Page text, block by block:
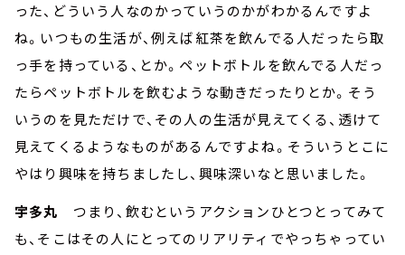
った、どういう人なのかっていうのかがわかるんですよ
ね。いつもの生活が、例えば紅茶を飲んでる人だったら取
っ手を持っている、とか。ペットボトルを飲んでる人だっ
たらペットボトルを飲むような動きだったりとか。そう
いうのを見ただけで、その人の生活が見えてくる、透けて
見えてくるようなものがあるんですよね。そういうとこに
やはり興味を持ちましたし、興味深いなと思いました。
宇多丸 つまり、飲むというアクションひとつとってみて
も、そこはその人にとってのリアリティでやっちゃってい